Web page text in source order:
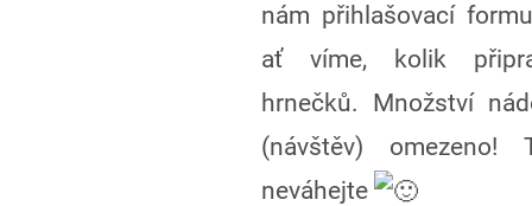
nám přihlašovací
ať víme, kolik
hrnečků. Množství
(návštěv) omezeno!
neváhejte